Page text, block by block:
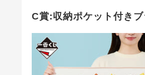
C賞:収納ポケット付き